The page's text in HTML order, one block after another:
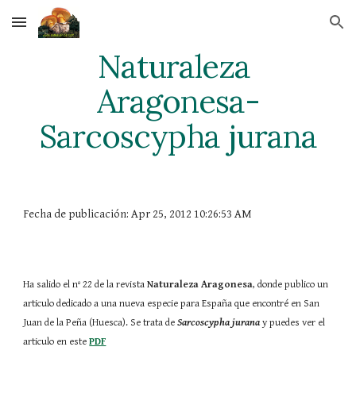
Skip to main content Skip to navigation
Naturaleza
Aragonesa-
Sarcoscypha jurana
Fecha de publicación: Apr 25, 2012 10:26:53 AM
Ha salido el nº 22 de la revista Naturaleza Aragonesa, donde publico un
articulo dedicado a una nueva especie para España que encontré en San
Juan de la Peña (Huesca). Se trata de Sarcoscypha jurana y puedes ver el
articulo en este PDF